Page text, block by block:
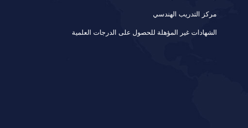
مركز التدريب الهندسي
الشهادات غير المؤهلة للحصول على الدرجات العلمية